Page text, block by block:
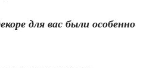
для вас были особенно